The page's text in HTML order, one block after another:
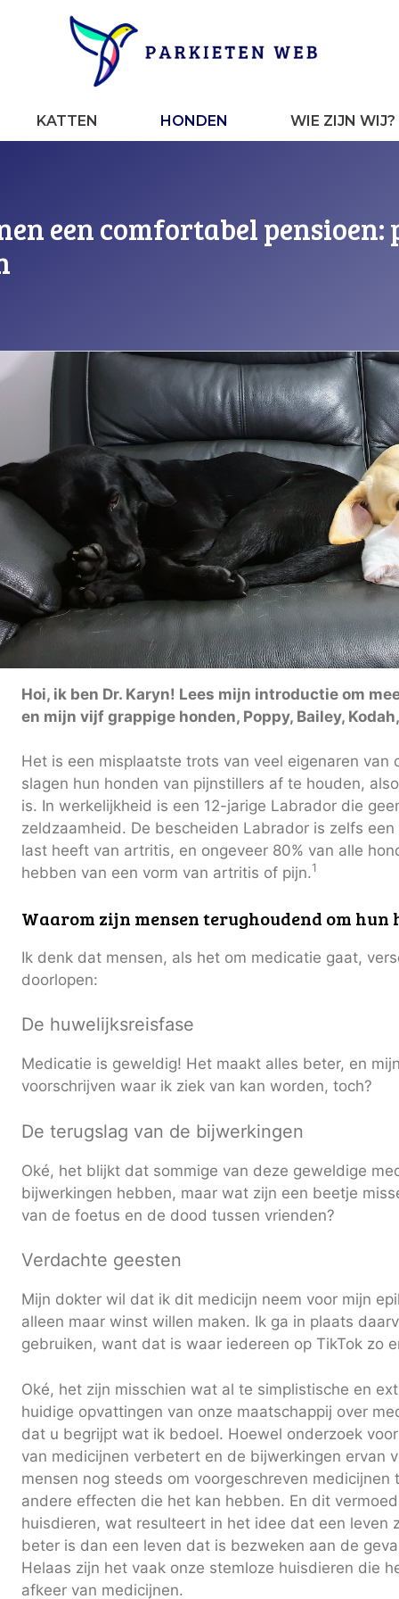
KATTEN HONDEN WIE ZIJN WIJ?
een comfortabel
Hoi, ik ben Dr. Karyn! Lees mijn introductie om
en mijn vijf grappige honden, Poppy, Bailey,
Het is een misplaatste trots van veel eigenaren van
slagen hun honden van pijnstillers af te houden,
is. In werkelijkheid is een 12-jarige Labrador die
zeldzaamheid. De bescheiden Labrador is zelfs
last heeft van artritis, en ongeveer 80% van alle
hebben van een vorm van artritis of pijn.1
Waarom zijn mensen terughoudend om hun
Ik denk dat mensen, als het om medicatie gaat,
doorlopen:
De huwelijksreisfase
Medicatie is geweldig! Het maakt alles beter, en
voorschrijven waar ik ziek van kan worden, toch?
De terugslag van de bijwerkingen
Oké, het blijkt dat sommige van deze geweldige
bijwerkingen hebben, maar wat zijn een beetje
van de foetus en de dood tussen vrienden?
Verdachte geesten
Mijn dokter wil dat ik dit medicijn neem voor mijn
alleen maar winst willen maken. Ik ga in plaats
gebruiken, want dat is waar iedereen op TikTok zo
Oké, het zijn misschien wat al te simplistische en
huidige opvattingen van onze maatschappij over
dat u begrijpt wat ik bedoel. Hoewel onderzoek
van medicijnen verbetert en de bijwerkingen ervan
mensen nog steeds om voorgeschreven
andere effecten die het kan hebben. En dit
huisdieren, wat resulteert in het idee dat een leven
beter is dan een leven dat is bezweken aan de
Helaas zijn het vaak onze stemloze huisdieren die
afkeer van medicijnen.